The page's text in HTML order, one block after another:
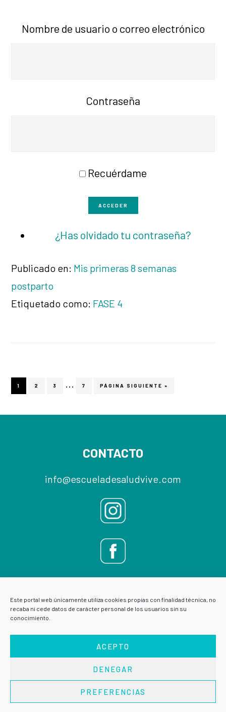
Este portal web únicamente utiliza cookies propias con finalidad técnica, no
recaba ni cede datos de carácter personal de los usuarios sin su
conocimiento.
ACEPTO
DENEGAR
PREFERENCIAS
Nombre de usuario o correo electrónico
Contraseña
Recuérdame
ACCEDER
¿Has olvidado tu contraseña?
Publicado en: Mis primeras 8 semanas
postparto
Etiquetado como: FASE 4
PÁGINA
1 PÁGINA
2 PÁGINA
3
Páginas
PÁGINA
7
IR
PÁGINA SIGUIENTE »
CONTACTO
info@escueladesaludvive.com
Copyright © 2026 · VIVE ESCUELA DE SALUD ·